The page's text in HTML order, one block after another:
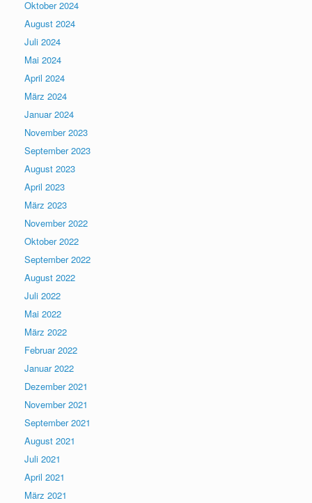
Oktober 2024
August 2024
Juli 2024
Mai 2024
April 2024
März 2024
Januar 2024
November 2023
September 2023
August 2023
April 2023
März 2023
November 2022
Oktober 2022
September 2022
August 2022
Juli 2022
Mai 2022
März 2022
Februar 2022
Januar 2022
Dezember 2021
November 2021
September 2021
August 2021
Juli 2021
April 2021
März 2021